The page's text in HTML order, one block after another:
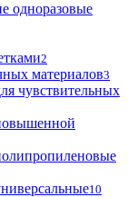
одноразовые
2
материалов3
чувствительных
10